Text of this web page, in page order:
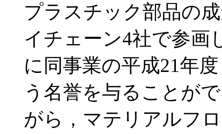
プラスチック部品の
イチェーン4社で参画
に同事業の平成21年
う名誉を与ることが
がら，マテリアルフ